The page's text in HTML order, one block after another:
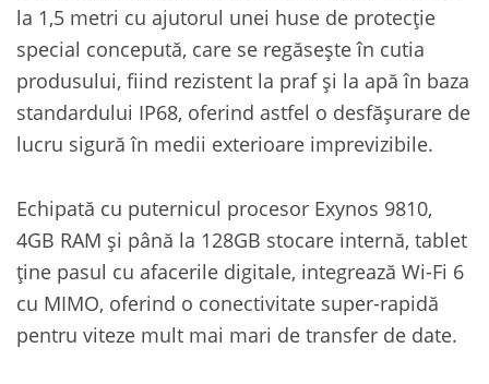
la 1,5 metri cu ajutorul unei huse de protecție
special concepută, care se regăsește în cutia
produsului, fiind rezistent la praf și la apă în baza
standardului IP68, oferind astfel o desfășurare de
lucru sigură în medii exterioare imprevizibile.
Echipată cu puternicul procesor Exynos 9810,
4GB RAM și până la 128GB stocare internă, tablet
ține pasul cu afacerile digitale, integrează Wi-Fi 6
cu MIMO, oferind o conectivitate super-rapidă
pentru viteze mult mai mari de transfer de date.